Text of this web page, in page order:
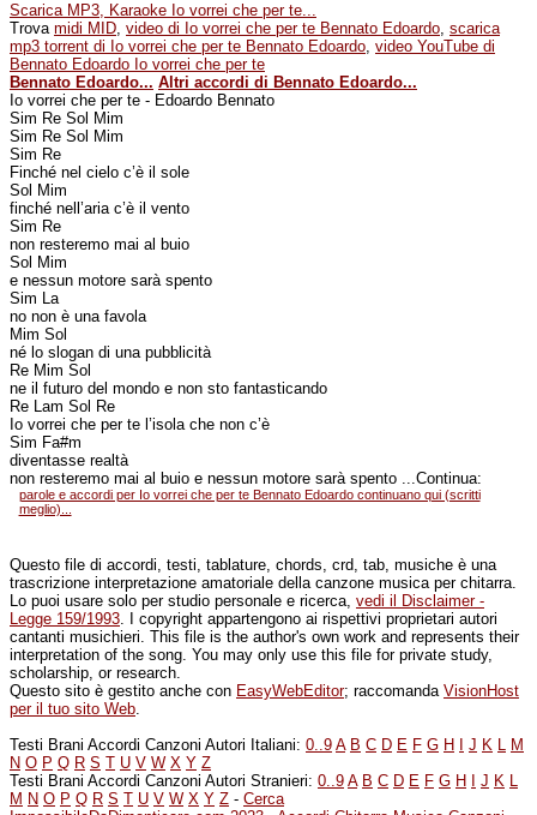
Scarica MP3, Karaoke Io vorrei che per te...
Trova midi MID, video di Io vorrei che per te Bennato Edoardo, scarica
mp3 torrent di Io vorrei che per te Bennato Edoardo, video YouTube di
Bennato Edoardo Io vorrei che per te
Bennato Edoardo... Altri accordi di Bennato Edoardo...
Io vorrei che per te - Edoardo Bennato
Sim Re Sol Mim
Sim Re Sol Mim
Sim Re
Finché nel cielo c’è il sole
Sol Mim
finché nell’aria c’è il vento
Sim Re
non resteremo mai al buio
Sol Mim
e nessun motore sarà spento
Sim La
no non è una favola
Mim Sol
né lo slogan di una pubblicità
Re Mim Sol
ne il futuro del mondo e non sto fantasticando
Re Lam Sol Re
Io vorrei che per te l’isola che non c’è
Sim Fa#m
diventasse realtà
non resteremo mai al buio e nessun motore sarà spento ...Continua:
parole e accordi per Io vorrei che per te Bennato Edoardo continuano qui (scritti
meglio)...
Questo file di accordi, testi, tablature, chords, crd, tab, musiche è una
trascrizione interpretazione amatoriale della canzone musica per chitarra.
Lo puoi usare solo per studio personale e ricerca, vedi il Disclaimer -
Legge 159/1993. I copyright appartengono ai rispettivi proprietari autori
cantanti musichieri. This file is the author's own work and represents their
interpretation of the song. You may only use this file for private study,
scholarship, or research.
Questo sito è gestito anche con EasyWebEditor; raccomanda VisionHost
per il tuo sito Web.
Testi Brani Accordi Canzoni Autori Italiani: 0..9 A B C D E F G H J K L M
N O P Q R S T U V W X Y Z
Testi Brani Accordi Canzoni Autori Stranieri: 0..9 A B C D E F G H J K L
M N O P Q R S T U V W X Y Z - Cerca